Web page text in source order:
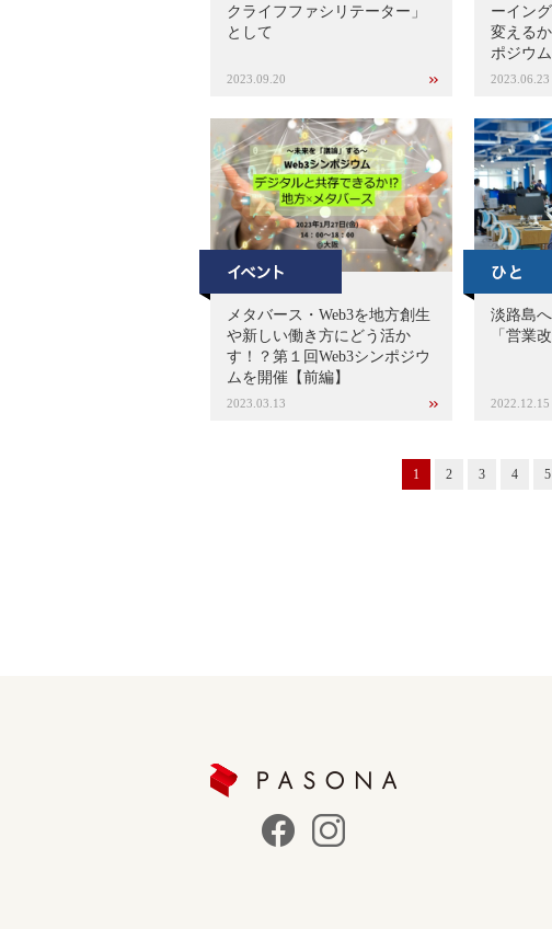
クライフファシリテーター」
として
2023.09.20
ーイン
変える
ポジウ
2023.06.23
メタバース・Web3を地方創生
や新しい働き方にどう活か
す！？第１回Web3シンポジウ
ムを開催【前編】
2023.03.13
淡路島
「営業
2022.12.15
1 2 3 4 5